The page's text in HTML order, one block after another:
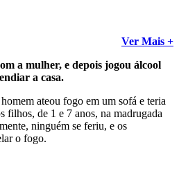
Ver Mais +
a mulher, e depois jogou álcool
a casa.
ateou fogo em um sofá e teria
filhos, de 1 e 7 anos, na madrugada
ninguém se feriu, e os
o fogo.